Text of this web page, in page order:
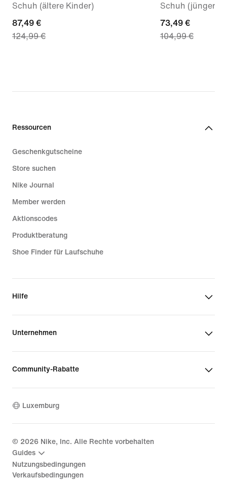
Schuh (ältere Kinder)
current
price
124,99 €
87,49 €
124,99 €
Schuh (jüngere
current
price
104,99 €
73,49 €
104,99 €
Ressourcen
Geschenkgutscheine
Store suchen
Nike Journal
Member werden
Aktionscodes
Produktberatung
Shoe Finder für Laufschuhe
Hilfe
Unternehmen
Community-Rabatte
Luxemburg
© 2026 Nike, Inc. Alle Rechte vorbehalten
Guides
Nutzungsbedingungen
Verkaufsbedingungen